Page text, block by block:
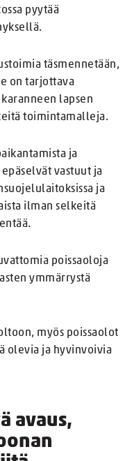
pyytää
täsmennetään,
on tarjottava
lapsen
toimintamalleja.
ja
vastuut ja
ja
ilman selkeitä
poissaoloja
ymmärrystä
myös poissaolot
olevia ja hyvinvoivia
avaus,